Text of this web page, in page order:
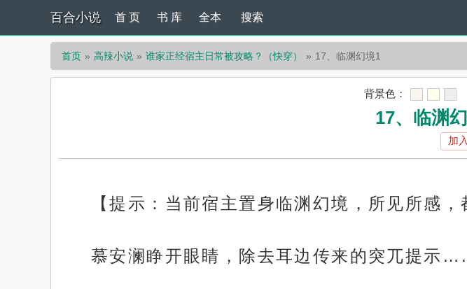
百合小说 首 页 书 库 全本 搜索
首页 高辣小说 谁家正经宿主日常被攻略？（快穿） 17、临渊幻境1
背景色：
17、临渊
加
【提示：当前宿主置身临渊幻境，所见所感，
慕安澜睁开眼睛，除去耳边传来的突兀提示